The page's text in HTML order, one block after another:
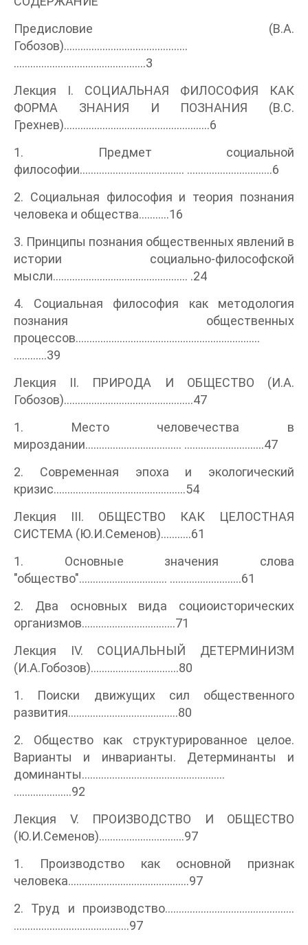
Предисловие (B.А.
Гобозов).............................................
................................................3
Лекция I. СОЦИАЛЬНАЯ ФИЛОСОФИЯ КАК
ФОРМА ЗНАНИЯ И ПОЗНАНИЯ (B.C.
Грехнев).....................................................6
1. Предмет социальной
философии...................................... ...............................6
2. Социальная философия и теория познания
человека и общества...........16
3. Принципы познания общественных явлений в
истории социально-философской
мысли................................................. .24
4. Социальная философия как методология
познания общественных
процессов...................................................................
............39
Лекция II. ПРИРОДА И ОБЩЕСТВО (И.А.
Гобозов)...............................................47
1. Место человечества в
мироздании................................... .............................47
2. Современная эпоха и экологический
кризис................................................54
Лекция III. ОБЩЕСТВО КАК ЦЕЛОСТНАЯ
СИСТЕМА (Ю.И.Семенов)...........61
1. Основные значения слова
"общество"................................ ..........................61
2. Два основных вида социоисторических
организмов..................................71
Лекция IV. СОЦИАЛЬНЫЙ ДЕТЕРМИНИЗМ
(И.А.Гобозов)................................80
1. Поиски движущих сил общественного
развития........................................80
2. Общество как структурированное целое.
Варианты и инварианты. Детерминанты и
доминанты....................................................
.....................92
Лекция V. ПРОИЗВОДСТВО И ОБЩЕСТВО
(Ю.И.Семенов)...............................97
1. Производство как основной признак
человека............................................97
2. Труд и производство...............................................
..........................................97